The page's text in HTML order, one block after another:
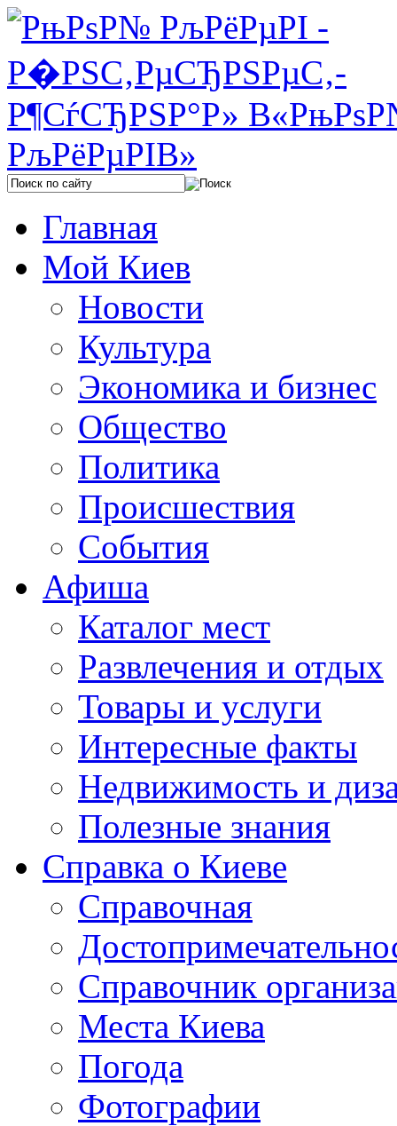
Главная
Мой Киев
Новости
Культура
Экономика и бизнес
Общество
Политика
Происшествия
События
Афиша
Каталог мест
Развлечения и отдых
Товары и услуги
Интересные факты
Недвижимость и
Полезные знания
Справка о Киеве
Справочная
Справочник
Места Киева
Погода
Фотографии